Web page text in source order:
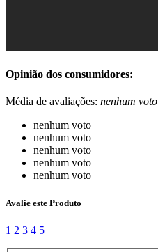
Opinião dos consumidores:
Média de avaliações: nenhum voto
nenhum voto
nenhum voto
nenhum voto
nenhum voto
nenhum voto
Avalie este Produto
1 2 3 4 5